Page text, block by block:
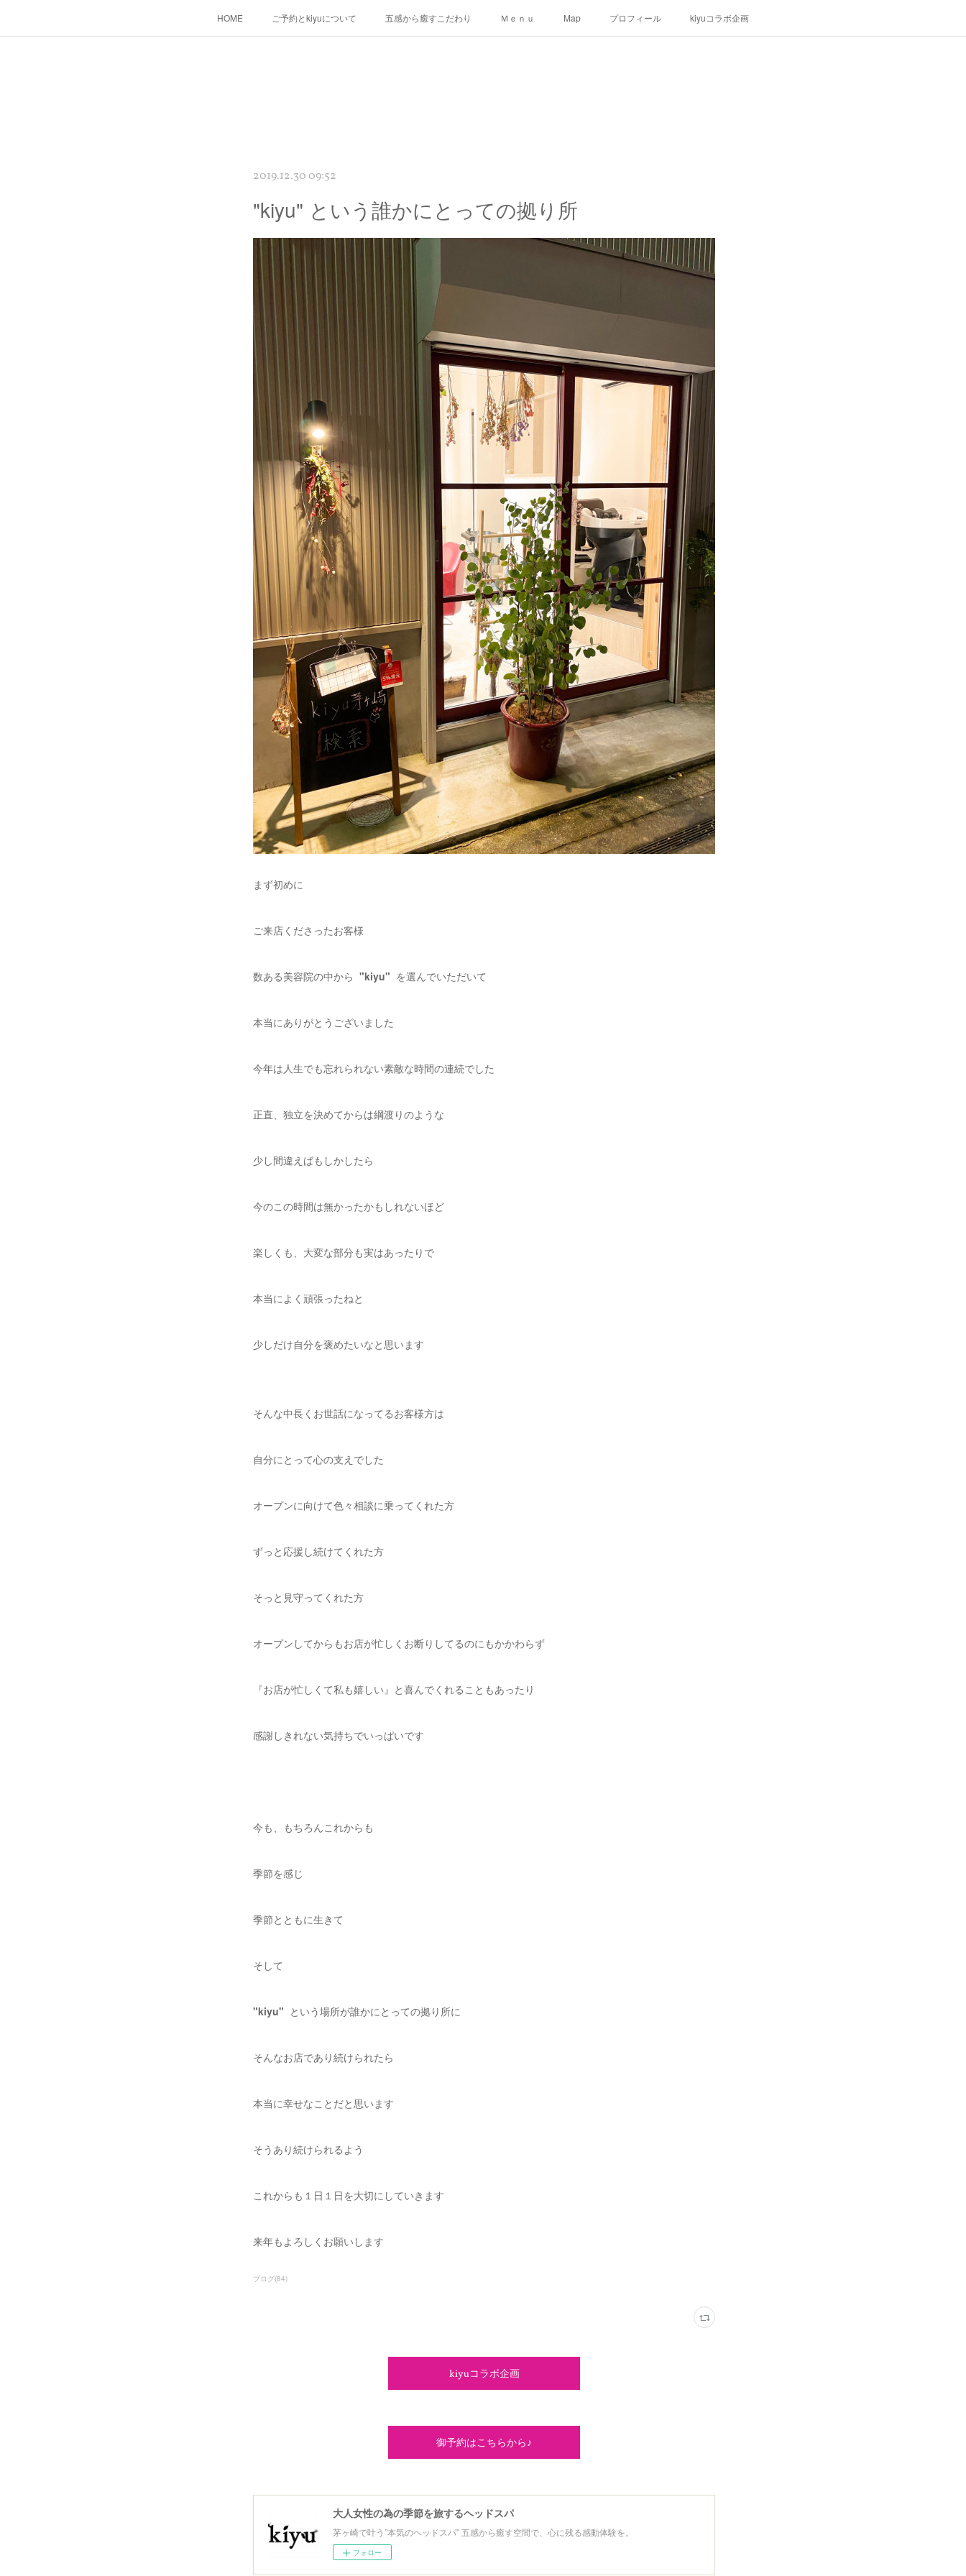
HOME ご予約とkiyuについて 五感から癒すこだわり Ｍｅｎｕ Map プロフィール kiyuコラボ企画
2019.12.30 09:52
"kiyu" という誰かにとっての拠り所
まず初めに
ご来店くださったお客様
数ある美容院の中から "kiyu" を選んでいただいて
本当にありがとうございました
今年は人生でも忘れられない素敵な時間の連続でした
正直、独立を決めてからは綱渡りのような
少し間違えばもしかしたら
今のこの時間は無かったかもしれないほど
楽しくも、大変な部分も実はあったりで
本当によく頑張ったねと
少しだけ自分を褒めたいなと思います
そんな中長くお世話になってるお客様方は
自分にとって心の支えでした
オープンに向けて色々相談に乗ってくれた方
ずっと応援し続けてくれた方
そっと見守ってくれた方
オープンしてからもお店が忙しくお断りしてるのにもかかわらず
『お店が忙しくて私も嬉しい』と喜んでくれることもあったり
感謝しきれない気持ちでいっぱいです
今も、もちろんこれからも
季節を感じ
季節とともに生きて
そして
"kiyu" という場所が誰かにとっての拠り所に
そんなお店であり続けられたら
本当に幸せなことだと思います
そうあり続けられるよう
これからも１日１日を大切にしていきます
来年もよろしくお願いします
ブログ(84)
kiyuコラボ企画
御予約はこちらから♪
大人女性の為の季節を旅するヘッドスパ
茅ヶ崎で叶う”本気のヘッドスパ” 五感から癒す空間で、心に残る感動体験を。
フォロー